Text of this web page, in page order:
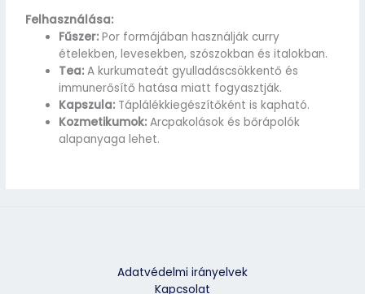
Felhasználása:
Fűszer: Por formájában használják curry
ételekben, levesekben, szószokban és italokban.
Tea: A kurkumateát gyulladáscsökkentő és
immunerősítő hatása miatt fogyasztják.
Kapszula: Táplálékkiegészítőként is kapható.
Kozmetikumok: Arcpakolások és bőrápolók
alapanyaga lehet.
Adatvédelmi irányelvek
Kapcsolat